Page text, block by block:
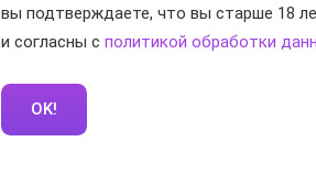
от 1 933 ₽
9 метров, черная
вы подтверждаете, что вы старше 18
и согласны сполитикой обработки
OK!